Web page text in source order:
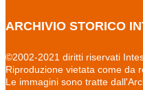
ARCHIVIO STORICO
©2002-2021 diritti riservati
Riproduzione vietata come da
Le immagini sono tratte